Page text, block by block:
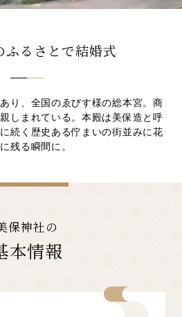
ふるさとで結婚式
り、全国のゑびす様の総本宮。商
しまれている。本殿は美保造と呼
続く歴史ある佇まいの街並みに花
残る瞬間に。
保神社の
本情報